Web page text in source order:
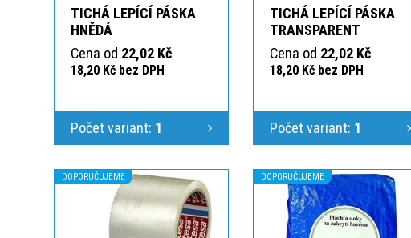
TICHÁ LEPÍCÍ PÁSKA
HNĚDÁ
Cena od 22,02 Kč
18,20 Kč bez DPH
Počet variant: 1
TICHÁ LEPÍCÍ PÁSKA
TRANSPARENT
Cena od 22,02 Kč
18,20 Kč bez DPH
Počet variant: 1
DOPORUČUJEME DOPORUČUJEME